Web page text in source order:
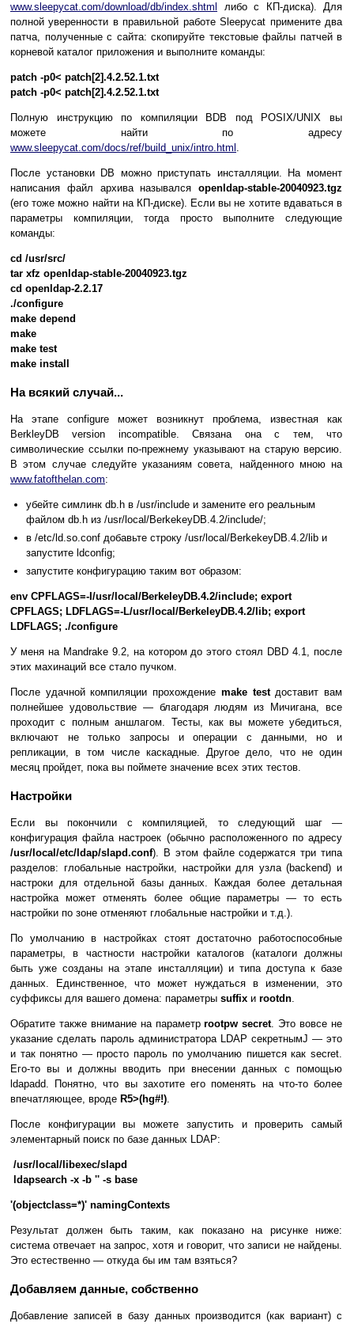
www.sleepycat.com/download/db/index.shtml
либо с КП-диска). Для
полной уверенности в правильной работе Sleepycat примените два
патча, полученные с сайта: скопируйте текстовые файлы патчей в
корневой каталог приложения и выполните команды:
patch -p0< patch[2].4.2.52.1.txt
patch -p0< patch[2].4.2.52.1.txt
Полную инструкцию по компиляции BDB под POSIX/UNIX вы
можете найти по адресу
www.sleepycat.com/docs/ref/build_unix/intro.html .
После установки DB можно приступать инсталляции. На момент
написания файл архива назывался openldap-stable-20040923.tgz
(его тоже можно найти на КП-диске). Если вы не хотите вдаваться в
параметры компиляции, тогда просто выполните следующие
команды:
cd /usr/src/
tar xfz openldap-stable-20040923.tgz
cd openldap-2.2.17
./configure
make depend
make
make test
make install
На всякий случай...
На этапе configure может возникнут проблема, известная как
BerkleyDB version incompatible. Связана она с тем, что
символические ссылки по-прежнему указывают на старую версию.
В этом случае следуйте указаниям совета, найденного мною на
www.fatofthelan.com:
убейте симлинк db.h в /usr/include и замените его реальным
файлом db.h из /usr/local/BerkekeyDB.4.2/include/;
в /etc/ld.so.conf добавьте строку /usr/local/BerkekeyDB.4.2/lib и
запустите ldconfig;
запустите конфигурацию таким вот образом:
env CPFLAGS=-I/usr/local/BerkeleyDB.4.2/include; export
CPFLAGS; LDFLAGS=-L/usr/local/BerkeleyDB.4.2/lib; export
LDFLAGS; ./configure
У меня на Mandrake 9.2, на котором до этого стоял DBD 4.1, после
этих махинаций все стало пучком.
После удачной компиляции прохождение make testдоставит вам
полнейшее удовольствие — благодаря людям из Мичигана, все
проходит с полным аншлагом. Тесты, как вы можете убедиться,
включают не только запросы и операции с данными, но и
репликации, в том числе каскадные. Другое дело, что не один
месяц пройдет, пока вы поймете значение всех этих тестов.
Настройки
Если вы покончили с компиляцией, то следующий шаг —
конфигурация файла настроек (обычно расположенного по адресу
/usr/local/etc/ldap/slapd.conf). В этом файле содержатся три типа
разделов: глобальные настройки, настройки для узла (backend) и
настроки для отдельной базы данных. Каждая более детальная
настройка может отменять более общие параметры — то есть
настройки по зоне отменяют глобальные настройки и т.д.).
По умолчанию в настройках стоят достаточно работоспособные
параметры, в частности настройки каталогов (каталоги должны
быть уже созданы на этапе инсталляции) и типа доступа к базе
данных. Единственное, что может нуждаться в изменении, это
суффиксы для вашего домена: параметры suffix и rootdn.
Обратите также внимание на параметрrootpw secret. Это вовсе не
указание сделать пароль администратора LDAP секретнымJ — это
и так понятно — просто пароль по умолчанию пишется как secret.
Его-то вы и должны вводить при внесении данных с помощью
ldapadd. Понятно, что вы захотите его поменять на что-то более
впечатляющее, вроде R5>(hg#!).
После конфигурации вы можете запустить и проверить самый
элементарный поиск по базе данных LDAP:
/usr/local/libexec/slapd
ldapsearch -x -b '' -s base
'(objectclass=*)' namingContexts
Результат должен быть таким, как показано на рисунке ниже:
система отвечает на запрос, хотя и говорит, что записи не найдены.
Это естественно — откуда бы им там взяться?
Добавляем данные, собственно
Добавление записей в базу данных производится (как вариант) с